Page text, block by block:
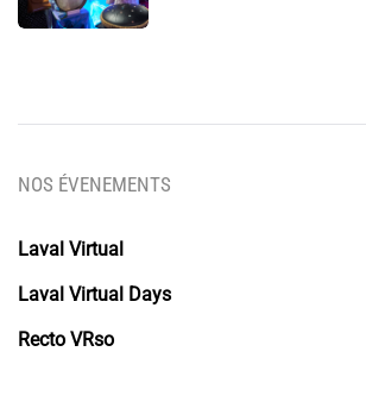
NOS ÉVENEMENTS
Laval Virtual
Laval Virtual Days
Recto VRso